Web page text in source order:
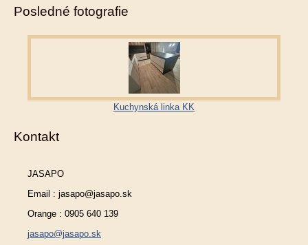
Posledné fotografie
Kuchynská linka KK
Kontakt
JASAPO
Email : jasapo@jasapo.sk
Orange : 0905 640 139
jasapo@jasapo.sk